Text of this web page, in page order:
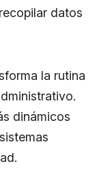
datos
la rutina
dinámicos